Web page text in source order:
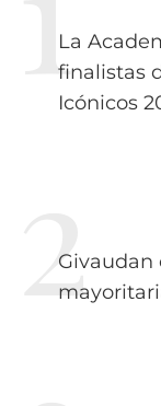
La
finalistas
Icónicos
Givaudan